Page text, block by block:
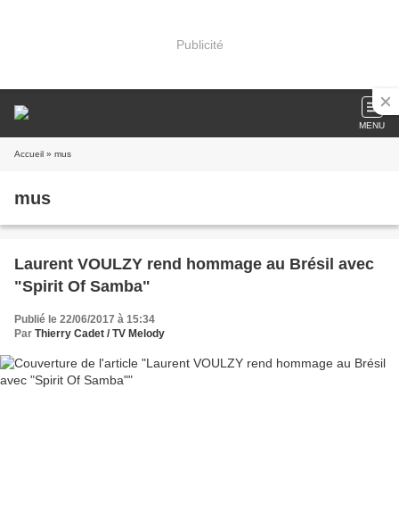
Publicité
MENU
Accueil » mus
mus
Laurent VOULZY rend hommage au Brésil avec
"Spirit Of Samba"
Publié le 22/06/2017 à 15:34
Par Thierry Cadet / TV Melody